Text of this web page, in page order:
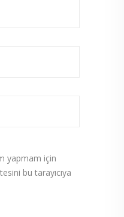
yapmam için
bu tarayıcıya